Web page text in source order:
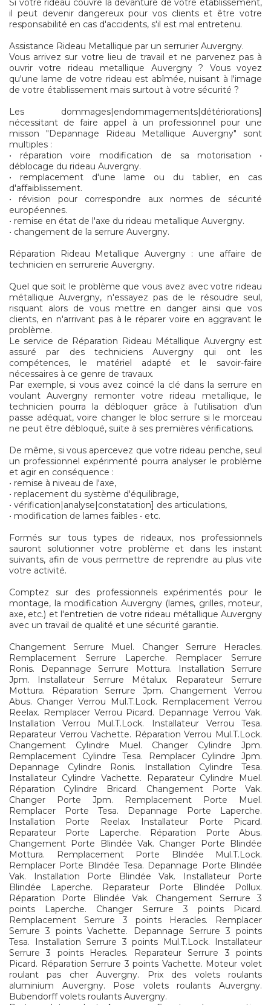
Si votre rideau couvre la devanture de votre établissement,
il peut devenir dangereux pour vos clients et être votre
responsabilité en cas d'accidents, s'il est mal entretenu.
Assistance Rideau Metallique par un serrurier Auvergny.
Vous arrivez sur votre lieu de travail et ne parvenez pas à
ouvrir votre rideau metallique Auvergny ? Vous voyez
qu'une lame de votre rideau est abîmée, nuisant à l'image
de votre établissement mais surtout à votre sécurité ?
Les dommages|endommagements|détériorations]
nécessitant de faire appel à un professionnel pour une
misson "Depannage Rideau Metallique Auvergny" sont
multiples :
• réparation voire modification de sa motorisation •
déblocage du rideau Auvergny.
• remplacement d'une lame ou du tablier, en cas
d'affaiblissement.
• révision pour correspondre aux normes de sécurité
européennes.
• remise en état de l'axe du rideau metallique Auvergny.
• changement de la serrure Auvergny.
Réparation Rideau Metallique Auvergny : une affaire de
technicien en serrurerie Auvergny.
Quel que soit le problème que vous avez avec votre rideau
métallique Auvergny, n'essayez pas de le résoudre seul,
risquant alors de vous mettre en danger ainsi que vos
clients, en n'arrivant pas à le réparer voire en aggravant le
problème.
Le service de Réparation Rideau Métallique Auvergny est
assuré par des techniciens Auvergny qui ont les
compétences, le matériel adapté et le savoir-faire
nécessaires à ce genre de travaux.
Par exemple, si vous avez coincé la clé dans la serrure en
voulant Auvergny remonter votre rideau metallique, le
technicien pourra la débloquer grâce à l'utilisation d'un
passe adéquat, voire changer le bloc serrure si le morceau
ne peut être débloqué, suite à ses premières vérifications.
De même, si vous apercevez que votre rideau penche, seul
un professionnel expérimenté pourra analyser le problème
et agir en conséquence :
• remise à niveau de l'axe,
• replacement du système d'équilibrage,
• vérification|analyse|constatation] des articulations,
• modification de lames faibles • etc.
Formés sur tous types de rideaux, nos professionnels
sauront solutionner votre problème et dans les instant
suivants, afin de vous permettre de reprendre au plus vite
votre activité.
Comptez sur des professionnels expérimentés pour le
montage, la modification Auvergny (lames, grilles, moteur,
axe, etc.) et l'entretien de votre rideau métallique Auvergny
avec un travail de qualité et une sécurité garantie.
Changement Serrure Muel. Changer Serrure Heracles.
Remplacement Serrure Laperche. Remplacer Serrure
Ronis. Depannage Serrure Mottura. Installation Serrure
Jpm. Installateur Serrure Métalux. Reparateur Serrure
Mottura. Réparation Serrure Jpm. Changement Verrou
Abus. Changer Verrou Mul.T.Lock. Remplacement Verrou
Reelax. Remplacer Verrou Picard. Depannage Verrou Vak.
Installation Verrou Mul.T.Lock. Installateur Verrou Tesa.
Reparateur Verrou Vachette. Réparation Verrou Mul.T.Lock.
Changement Cylindre Muel. Changer Cylindre Jpm.
Remplacement Cylindre Tesa. Remplacer Cylindre Jpm.
Depannage Cylindre Ronis. Installation Cylindre Tesa.
Installateur Cylindre Vachette. Reparateur Cylindre Muel.
Réparation Cylindre Bricard. Changement Porte Vak.
Changer Porte Jpm. Remplacement Porte Muel.
Remplacer Porte Tesa. Depannage Porte Laperche.
Installation Porte Reelax. Installateur Porte Picard.
Reparateur Porte Laperche. Réparation Porte Abus.
Changement Porte Blindée Vak. Changer Porte Blindée
Mottura. Remplacement Porte Blindée Mul.T.Lock.
Remplacer Porte Blindée Tesa. Depannage Porte Blindée
Vak. Installation Porte Blindée Vak. Installateur Porte
Blindée Laperche. Reparateur Porte Blindée Pollux.
Réparation Porte Blindée Vak. Changement Serrure 3
points Laperche. Changer Serrure 3 points Picard.
Remplacement Serrure 3 points Heracles. Remplacer
Serrure 3 points Vachette. Depannage Serrure 3 points
Tesa. Installation Serrure 3 points Mul.T.Lock. Installateur
Serrure 3 points Heracles. Reparateur Serrure 3 points
Picard. Réparation Serrure 3 points Vachette. Moteur volet
roulant pas cher Auvergny. Prix des volets roulants
aluminium Auvergny. Pose volets roulants Auvergny.
Bubendorff volets roulants Auvergny.